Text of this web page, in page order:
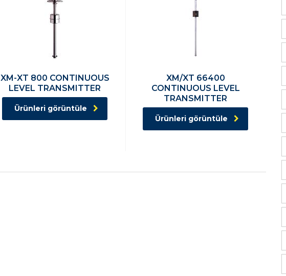
XM-XT 800 CONTINUOUS
LEVEL TRANSMITTER
Ürünleri görüntüle
XM/XT 66400
CONTINUOUS LEVEL
TRANSMITTER
Ürünleri görüntüle